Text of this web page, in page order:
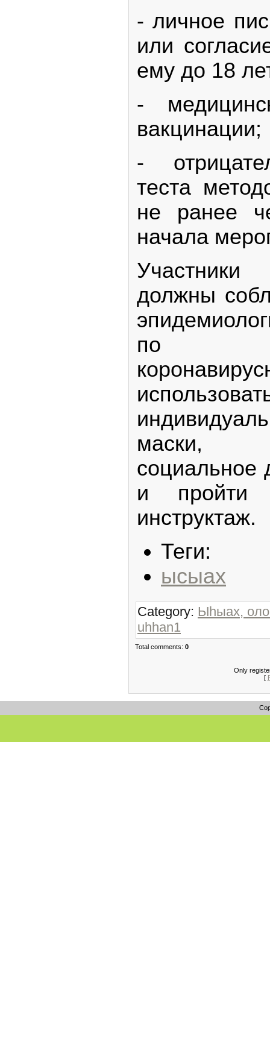
- личное
или
ему до 18
-
вакцинации;
-
теста
не ранее
начала
должны
по
маски,
социальное
и пройти
инструктаж.
Теги:
ысыах
Category: Ыһыах,
uhhan1
Total comments: 0
Only
[